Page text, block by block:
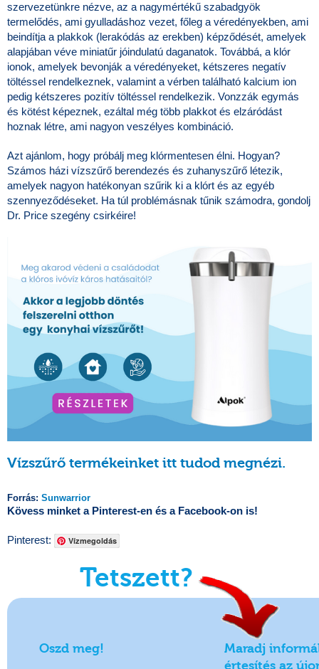
szervezetünkre nézve, az a nagymértékű szabadgyök
termelődés, ami gyulladáshoz vezet, főleg a véredényekben, ami
beindítja a plakkok (lerakódás az erekben) képződését, amelyek
alapjában véve miniatűr jóindulatú daganatok. Továbbá, a klór
ionok, amelyek bevonják a véredényeket, kétszeres negatív
töltéssel rendelkeznek, valamint a vérben található kalcium ion
pedig kétszeres pozitív töltéssel rendelkezik. Vonzzák egymás
és kötést képeznek, ezáltal még több plakkot és elzáródást
hoznak létre, ami nagyon veszélyes kombináció.
Azt ajánlom, hogy próbálj meg klórmentesen élni. Hogyan?
Számos házi vízszűrő berendezés és zuhanyszűrő létezik,
amelyek nagyon hatékonyan szűrik ki a klórt és az egyéb
szennyeződéseket. Ha túl problémásnak tűnik számodra, gondolj
Dr. Price szegény csirkéire!
Vízszűrő termékeinket itt tudod megnézi.
Forrás: Sunwarrior
Kövess minket a Pinterest-en és a Facebook-on is!
Pinterest: Vízmegoldás
Tetszett?
Oszd meg!
Maradj
értesítés az